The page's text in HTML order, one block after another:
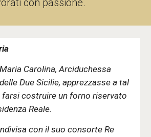
con passione.
Carolina, Arciduchessa
Due Sicilie, apprezzasse a tal
farsi costruire un forno riservato
Reale.
con il suo consorte Re